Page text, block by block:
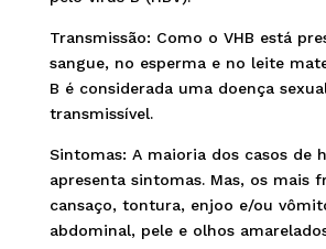
Transmissão: Como o VHB está
sangue, no esperma e no leite
B é considerada uma doença
transmissível.
Sintomas: A maioria dos casos de
apresenta sintomas. Mas, os mais
cansaço, tontura, enjoo e/ou
abdominal, pele e olhos